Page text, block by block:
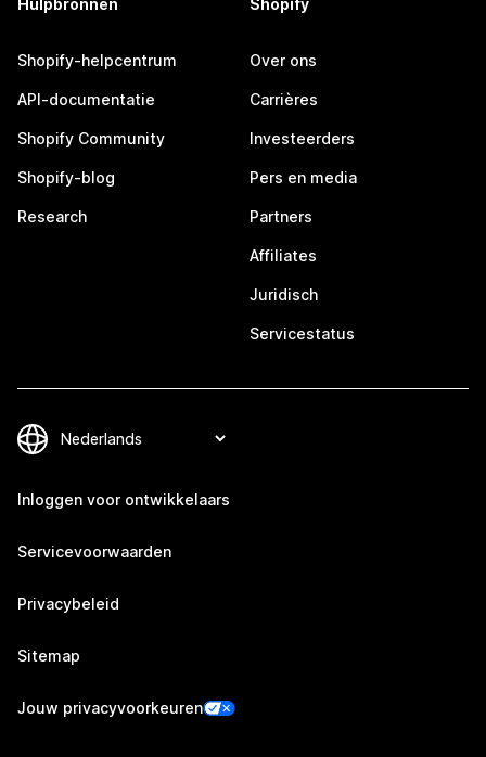
Hulpbronnen
Shopify-helpcentrum
API-documentatie
Shopify Community
Shopify-blog
Research
Shopify
Over ons
Carrières
Investeerders
Pers en media
Partners
Affiliates
Juridisch
Servicestatus
Inloggen voor ontwikkelaars
Servicevoorwaarden
Privacybeleid
Sitemap
Jouw privacyvoorkeuren